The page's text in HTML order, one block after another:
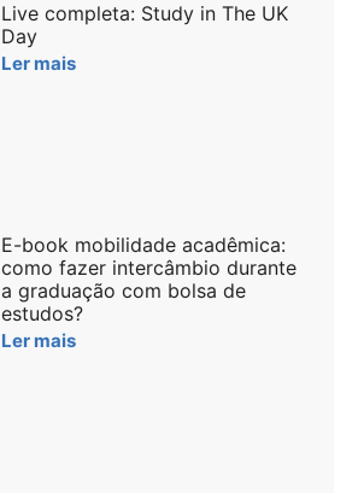
Live completa: Study in The UK
Day
Ler mais
E-book mobilidade acadêmica:
como fazer intercâmbio durante
a graduação com bolsa de
estudos?
Ler mais